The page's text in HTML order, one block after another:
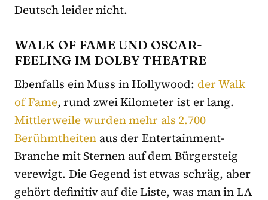
Deutsch leider nicht.
WALK OF FAME UND OSCAR-
FEELING IM DOLBY THEATRE
Ebenfalls ein Muss in Hollywood: derWalk
of Fame, rund zwei Kilometer ist er lang.
Mittlerweile wurden mehr als 2.700
Berühmtheiten aus der Entertainment-
Branche mit Sternen auf dem Bürgersteig
verewigt. Die Gegend ist etwas schräg, aber
gehört definitiv auf die Liste, was man in LA